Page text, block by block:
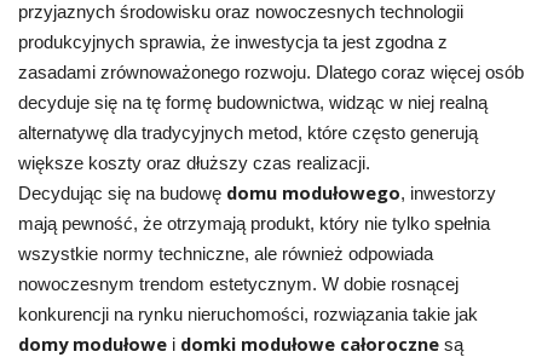
przyjaznych środowisku oraz nowoczesnych technologii
produkcyjnych sprawia, że inwestycja ta jest zgodna z
zasadami zrównoważonego rozwoju. Dlatego coraz więcej osób
decyduje się na tę formę budownictwa, widząc w niej realną
alternatywę dla tradycyjnych metod, które często generują
większe koszty oraz dłuższy czas realizacji.
Decydując się na budowę domu modułowego, inwestorzy
mają pewność, że otrzymają produkt, który nie tylko spełnia
wszystkie normy techniczne, ale również odpowiada
nowoczesnym trendom estetycznym. W dobie rosnącej
konkurencji na rynku nieruchomości, rozwiązania takie jak
domy modułowei domki modułowe całorocznesą